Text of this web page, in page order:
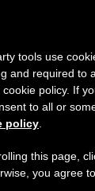
tools use
and required to
policy. If
to all or
policy
this page,
you agree